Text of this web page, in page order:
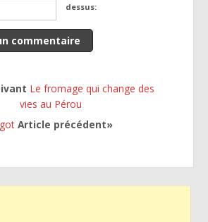
dessus:
Le fromage qui change des
vies au Pérou
Article précédent»